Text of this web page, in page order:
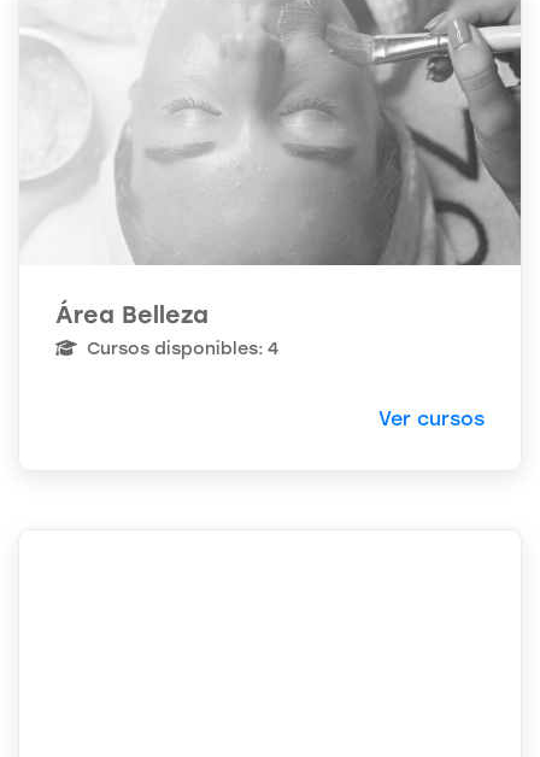
Área Belleza
Cursos disponibles: 4
Ver cursos